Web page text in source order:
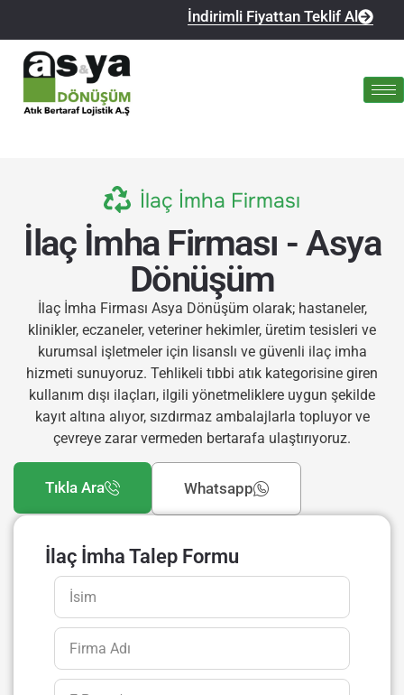
İndirimli Fiyattan Teklif Al
İlaç İmha Firması
İlaç İmha Firması - Asya
Dönüşüm
İlaç İmha Firması Asya Dönüşüm olarak; hastaneler,
klinikler, eczaneler, veteriner hekimler, üretim tesisleri ve
kurumsal işletmeler için lisanslı ve güvenli ilaç imha
hizmeti sunuyoruz. Tehlikeli tıbbi atık kategorisine giren
kullanım dışı ilaçları, ilgili yönetmeliklere uygun şekilde
kayıt altına alıyor, sızdırmaz ambalajlarla topluyor ve
çevreye zarar vermeden bertarafa ulaştırıyoruz.
Tıkla Ara Whatsapp
İlaç İmha Talep Formu